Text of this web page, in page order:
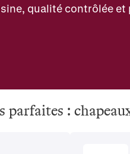
qualité contrôlée et
parfaites :